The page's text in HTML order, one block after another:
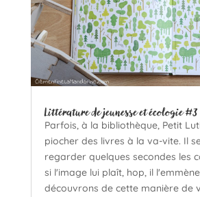
Littérature de jeunesse et écologie #3
Parfois, à la bibliothèque, Petit
piocher des livres à la va-vite. Il
regarder quelques secondes les
si l'image lui plaît, hop, il
découvrons de cette manière de